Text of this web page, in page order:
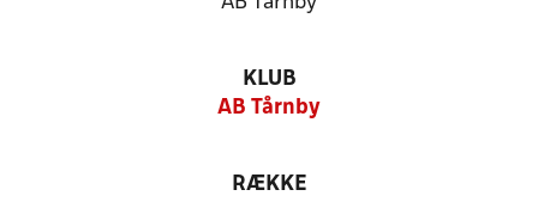
KLUB
AB Tårnby
RÆKKE